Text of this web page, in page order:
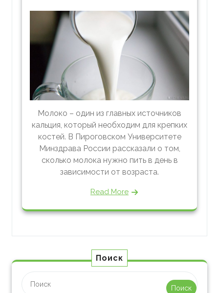
Молоко – один из главных источников
кальция, который необходим для крепких
костей. В Пироговском Университете
Минздрава России рассказали о том,
сколько молока нужно пить в день в
зависимости от возраста.
Read More
Поиск
Поиск